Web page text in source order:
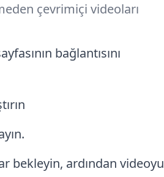
çevrimiçi videoları
bağlantısını
bekleyin, ardından videoyu